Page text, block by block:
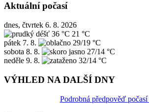
Aktuální počasí
dnes, čtvrtek 6. 8. 2026
36 °C 21 °C
pátek 7. 8.
29/19 °C
sobota 8. 8.
27/14 °C
neděle 9. 8. 32/14 °C
VÝHLED NA DALŠÍ DNY
Podrobná předpověď počasí